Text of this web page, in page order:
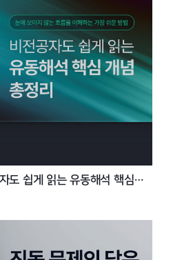
도 쉽게 읽는 유동해석 핵심